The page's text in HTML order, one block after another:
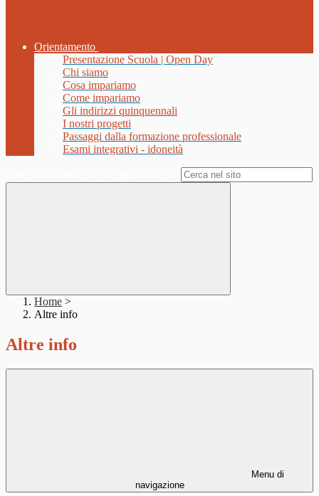
Orientamento
Presentazione Scuola | Open Day
Chi siamo
Cosa impariamo
Come impariamo
Gli indirizzi quinquennali
I nostri progetti
Passaggi dalla formazione professionale
Esami integrativi - idoneità
Home >
Altre info
Altre info
Menu di
navigazione